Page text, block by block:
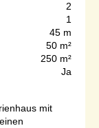
2
1
45 m
50 m²
250 m²
Ja
mit